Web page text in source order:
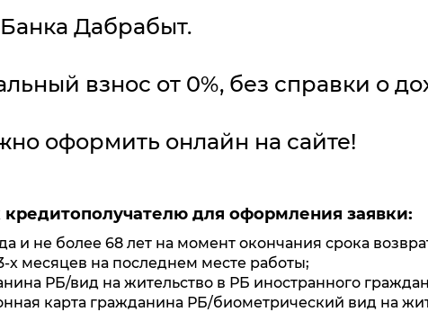
Дабрабыт.
взнос от 0%, без справки о
оформить онлайн на сайте!
кредитополучателю для оформления заявки:
и не более 68 лет на момент окончания срока
х месяцев на последнем месте работы;
РБ/вид на жительство в РБ иностранного
карта гражданина РБ/биометрический вид на